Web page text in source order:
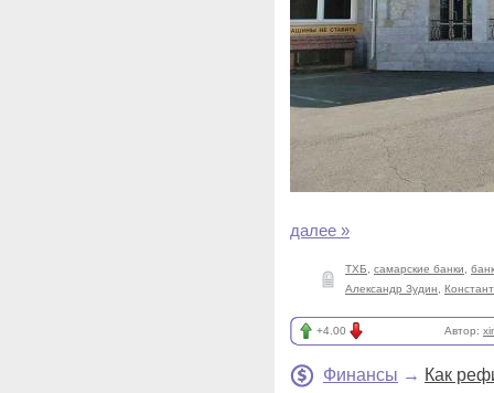
далее »
ТХБ самарские банки
Александр Зудин
+4.00 Автор:
Финансы → Как